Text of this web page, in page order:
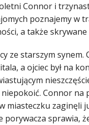
Connor i
poznajemy w
a także
ze starszym synem.
a ojciec był na
Connor
miasteczku zaginęli
sprawia,